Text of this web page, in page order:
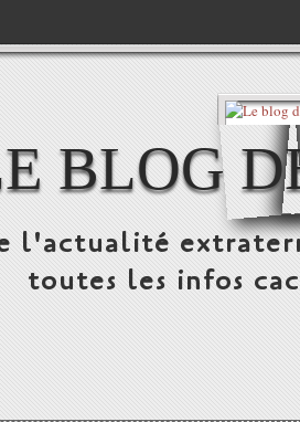
BLOG
l'actualité
toutes les infos